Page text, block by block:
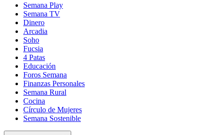
Semana Play
Semana TV
Dinero
Arcadia
Soho
in
new
window
Fucsia
in
new
window
4 Patas
Educación
Foros Semana
Finanzas Personales
Semana Rural
Cocina
Círculo de Mujeres
Semana Sostenible